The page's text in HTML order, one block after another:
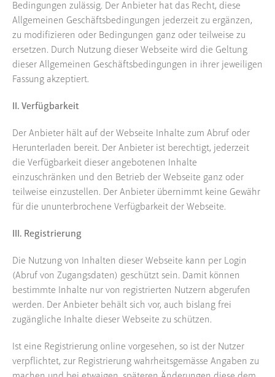
Bedingungen zulässig. Der Anbieter hat das Recht, diese
Allgemeinen Geschäftsbedingungen jederzeit zu ergänzen,
zu modifizieren oder Bedingungen ganz oder teilweise zu
ersetzen. Durch Nutzung dieser Webseite wird die Geltung
dieser Allgemeinen Geschäftsbedingungen in ihrer jeweiligen
Fassung akzeptiert.
II. Verfügbarkeit
Der Anbieter hält auf der Webseite Inhalte zum Abruf oder
Herunterladen bereit. Der Anbieter ist berechtigt, jederzeit
die Verfügbarkeit dieser angebotenen Inhalte
einzuschränken und den Betrieb der Webseite ganz oder
teilweise einzustellen. Der Anbieter übernimmt keine Gewähr
für die ununterbrochene Verfügbarkeit der Webseite.
III. Registrierung
Die Nutzung von Inhalten dieser Webseite kann per Login
(Abruf von Zugangsdaten) geschützt sein. Damit können
bestimmte Inhalte nur von registrierten Nutzern abgerufen
werden. Der Anbieter behält sich vor, auch bislang frei
zugängliche Inhalte dieser Webseite zu schützen.
Ist eine Registrierung online vorgesehen, so ist der Nutzer
verpflichtet, zur Registrierung wahrheitsgemässe Angaben zu